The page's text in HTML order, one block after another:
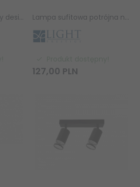
Kinkiet ścienny owalny designerski nowoczesny dekoracyjny 30cm Maytoni Clarett MOD533WL-L6BSK Lampa sufitowa potrójna natynkowa nowoczesna tuba regulowana spot sufitowy czarny Virella LP-4930/3WS BK Light Prestige
127,00 PLN